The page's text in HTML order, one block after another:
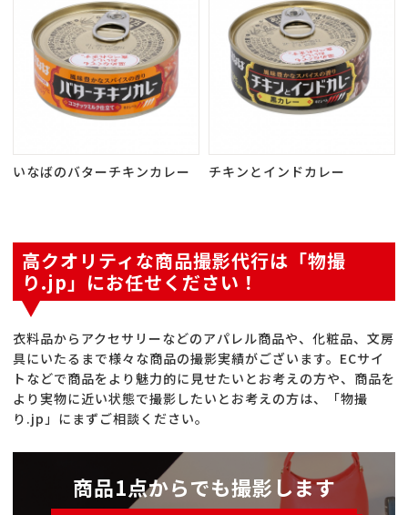
いなばのバターチキンカレー チキンとインドカレー
高クオリティな商品撮影代行は「物撮
り.jp」にお任せください！
衣料品からアクセサリーなどのアパレル商品や、化粧品、文房
具にいたるまで様々な商品の撮影実績がございます。ECサイ
トなどで商品をより魅力的に見せたいとお考えの方や、商品を
より実物に近い状態で撮影したいとお考えの方は、「物撮
り.jp」にまずご相談ください。
商品1点からでも撮影します